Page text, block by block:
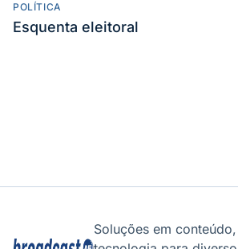
POLÍTICA
Esquenta eleitoral
Soluções em